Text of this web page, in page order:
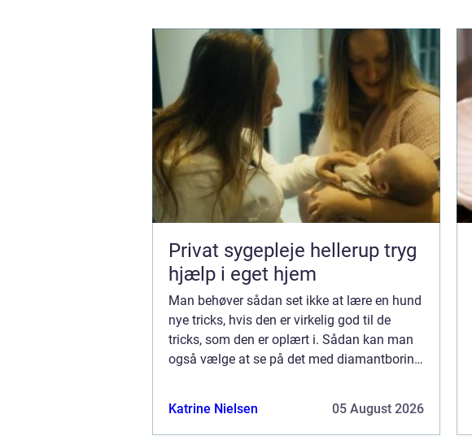
Privat sygepleje hellerup tryg
hjælp i eget hjem
Man behøver sådan set ikke at lære en hund
nye tricks, hvis den er virkelig god til de
tricks, som den er oplært i. Sådan kan man
også vælge at se på det med diamantboring
Katrine Nielsen 05 August 2026